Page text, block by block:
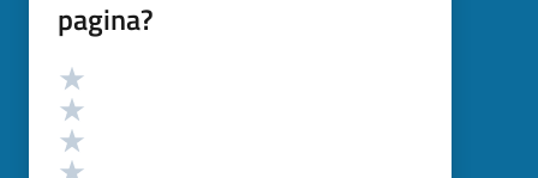
pagina?
Valutazione